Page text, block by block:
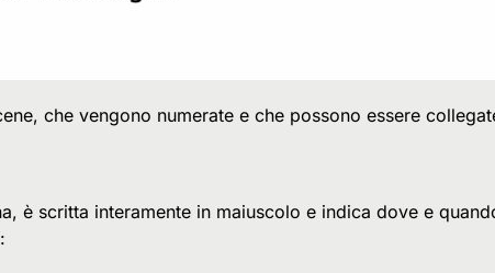
che vengono numerate e che possono essere
è scritta interamente in maiuscolo e indica dove e